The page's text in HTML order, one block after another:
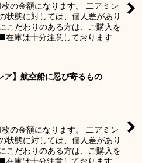
の金額になります。 二アミン
状態に対しては、個人差があり
こだわりのある方は、ご購入を
在庫は十分注意しております
ア】航空船に忍び寄るもの
の金額になります。 二アミン
状態に対しては、個人差があり
こだわりのある方は、ご購入を
在庫は十分注意しております